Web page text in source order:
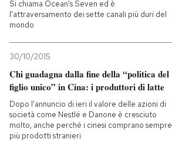
Si chiama Ocean's Seven ed è
l'attraversamento dei sette canali più duri del
mondo
30/10/2015
Chi guadagna dalla fine della “politica del
figlio unico” in Cina: i produttori di latte
Dopo l'annuncio di ieri il valore delle azioni di
società come Nestlé e Danone è cresciuto
molto, anche perché i cinesi comprano sempre
più prodotti stranieri